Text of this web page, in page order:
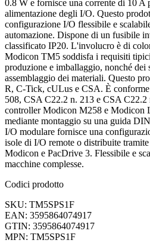
0.8 W e fornisce una corrente di 10 A
alimentazione degli I/O. Questo
configurazione I/O flessibile e
automazione. Dispone di un fusibile
classificato IP20. L'involucro è di
Modicon TM5 soddisfa i requisiti
produzione e imballaggio, nonché dei
assemblaggio dei materiali. Questo
R, C-Tick, cULus e CSA. È
508, CSA C22.2 n. 213 e CSA
controller Modicon M258 e Modicon
mediante montaggio su una guida
I/O modulare fornisce una
isole di I/O remote o distribuite
Modicon e PacDrive 3. Flessibile e
macchine complesse.
Codici prodotto
SKU: TM5SPS1F
EAN: 3595864074917
GTIN: 3595864074917
MPN: TM5SPS1F